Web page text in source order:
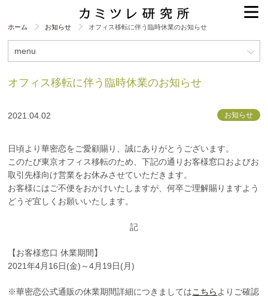
ホーム お知らせ オフィス移転に伴う臨時休業のお知らせ
menu
オフィス移転に伴う臨時休業のお知らせ
2021.04.02 お知らせ
日頃より華密恋をご愛顧賜り、誠にありがとうございます。
このたび東京オフィス移転のため、下記の通りお客様窓口およびお
取引先様向け営業をお休みさせていただきます。
お客様にはご不便をおかけいたしますが、何卒ご理解賜りますよう
どうぞ宜しくお願いいたします。
記
【お客様窓口 休業期間】
2021年4月16日(金)～4月19日(月)
※華密恋公式通販の休業期間詳細につきましてはこちら よりご確認